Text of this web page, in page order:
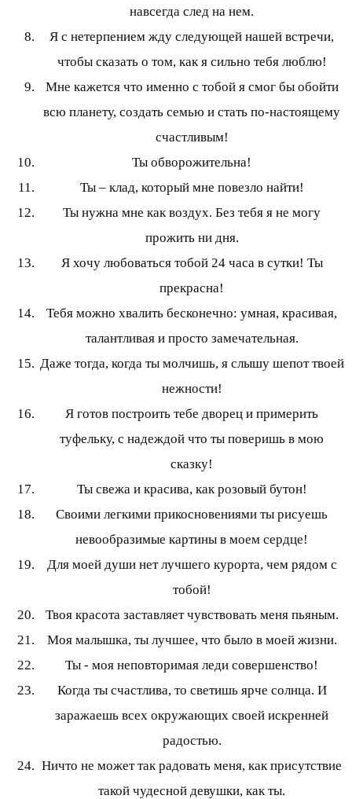
навсегда след на нем.
Я с нетерпением жду следующей нашей встречи,
чтобы сказать о том, как я сильно тебя люблю!
Мне кажется что именно с тобой я смог бы обойти
всю планету, создать семью и стать по-настоящему
счастливым!
Ты обворожительна!
Ты – клад, который мне повезло найти!
Ты нужна мне как воздух. Без тебя я не могу
прожить ни дня.
Я хочу любоваться тобой 24 часа в сутки! Ты
прекрасна!
Тебя можно хвалить бесконечно: умная, красивая,
талантливая и просто замечательная.
Даже тогда, когда ты молчишь, я слышу шепот твоей
нежности!
Я готов построить тебе дворец и примерить
туфельку, с надеждой что ты поверишь в мою
сказку!
Ты свежа и красива, как розовый бутон!
Своими легкими прикосновениями ты рисуешь
невообразимые картины в моем сердце!
Для моей души нет лучшего курорта, чем рядом с
тобой!
Твоя красота заставляет чувствовать меня пьяным.
Моя малышка, ты лучшее, что было в моей жизни.
Ты - моя неповторимая леди совершенство!
Когда ты счастлива, то светишь ярче солнца. И
заражаешь всех окружающих своей искренней
радостью.
Ничто не может так радовать меня, как присутствие
такой чудесной девушки, как ты.